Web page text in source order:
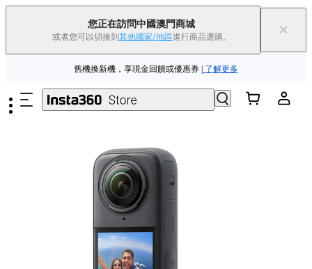
您正在訪問中國澳門商城
或者您可以切換到 其他國家/地區進行商品選購。 ×
Insta360 Luna Ultra |現已上市| 免運費
舊機換新機，享現金回饋或優惠券 了解更多
夏季優惠 | 精選商品低至 立即選購